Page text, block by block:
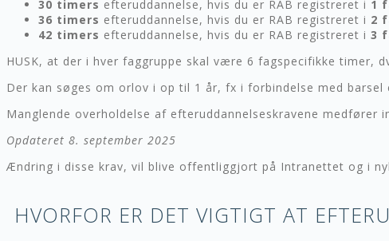
30 timers efteruddannelse, hvis du er RAB registreret i 1
36 timers efteruddannelse, hvis du er RAB registreret i 2
42 timers efteruddannelse, hvis du er RAB registreret i 3
HUSK, at der i hver faggruppe skal være 6 fagspecifikke timer,
Der kan søges om orlov i op til 1 år, fx i forbindelse med
Manglende overholdelse af efteruddannelseskravene medfører
Opdateret 8. september 2025
Ændring i disse krav, vil blive offentliggjort på Intranettet og i
HVORFOR ER DET VIGTIGT AT